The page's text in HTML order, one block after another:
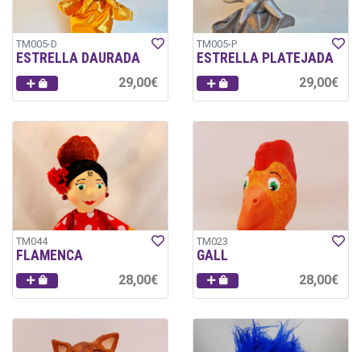
TM005-D
ESTRELLA DAURADA
29,00€
TM005-P
ESTRELLA PLATEJADA
29,00€
TM044
FLAMENCA
28,00€
TM023
GALL
28,00€